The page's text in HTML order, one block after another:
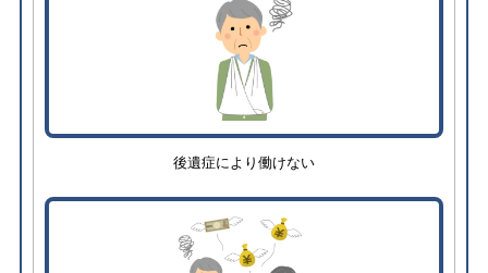
後遺症により働けない